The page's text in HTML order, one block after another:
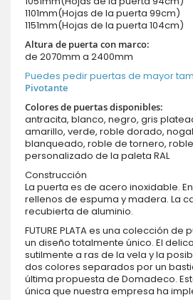
1101mm(Hojas de la puerta 99cm)
1151mm(Hojas de la puerta 104cm)
Altura de puerta con marco:
de 2070mm a 2400mm
Puedes pedir puertas de mayor
Pivotante
Colores de puertas disponibles:
antracita, blanco, negro, gris
amarillo, verde, roble dorado,
blanqueado, roble de tornero,
personalizado de la paleta RAL
Construcción
La puerta es de acero inoxidable.
rellenos de espuma y madera. La
recubierta de aluminio.
FUTURE PLATA es una colección
un diseño totalmente único. El
sutilmente a ras de la vela y la
dos colores separados por un
última propuesta de Domadeco.
única que nuestra empresa ha